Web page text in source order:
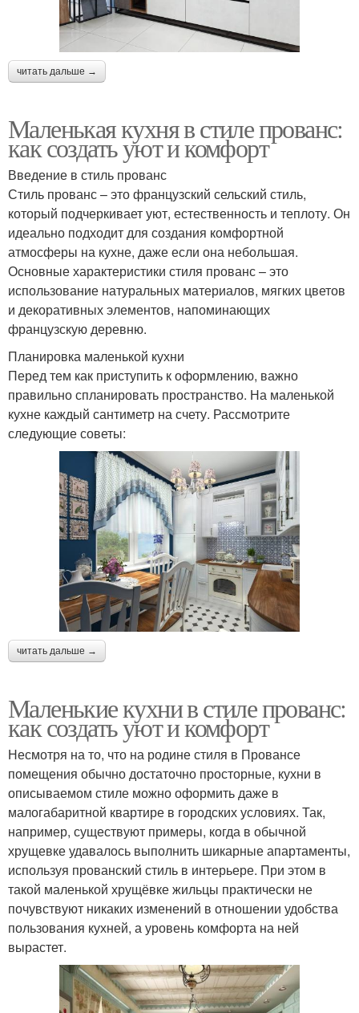
читать дальше →
Маленькая кухня в стиле прованс:
как создать уют и комфорт
Введение в стиль прованс
Стиль прованс – это французский сельский стиль,
который подчеркивает уют, естественность и теплоту. Он
идеально подходит для создания комфортной
атмосферы на кухне, даже если она небольшая.
Основные характеристики стиля прованс – это
использование натуральных материалов, мягких цветов
и декоративных элементов, напоминающих
французскую деревню.
Планировка маленькой кухни
Перед тем как приступить к оформлению, важно
правильно спланировать пространство. На маленькой
кухне каждый сантиметр на счету. Рассмотрите
следующие советы:
читать дальше →
Маленькие кухни в стиле прованс:
как создать уют и комфорт
Несмотря на то, что на родине стиля в Провансе
помещения обычно достаточно просторные, кухни в
описываемом стиле можно оформить даже в
малогабаритной квартире в городских условиях. Так,
например, существуют примеры, когда в обычной
хрущевке удавалось выполнить шикарные апартаменты,
используя прованский стиль в интерьере. При этом в
такой маленькой хрущёвке жильцы практически не
почувствуют никаких изменений в отношении удобства
пользования кухней, а уровень комфорта на ней
вырастет.